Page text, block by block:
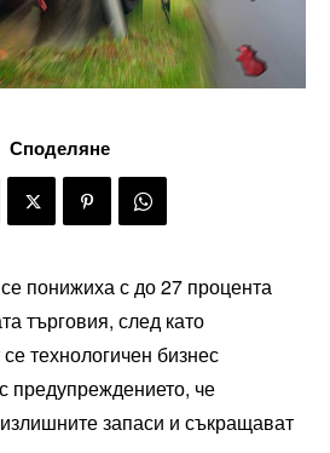
Споделяне
понижиха с до 27 процента
търговия, след като
технологичен бизнес
предупреждението, че
запаси и съкращават